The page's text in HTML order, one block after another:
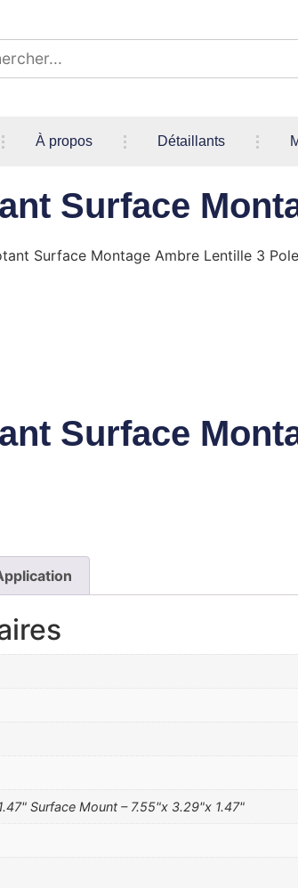
À propos Détaillants
Surface
Surface Montage Ambre Lentille 3
Surface
Surface Mount – 7.55"x 3.29"x 1.47"